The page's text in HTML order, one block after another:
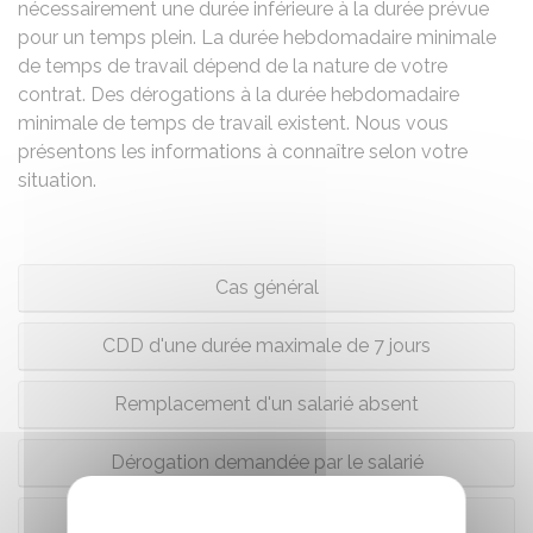
nécessairement une durée inférieure à la durée prévue
pour un temps plein. La durée hebdomadaire minimale
de temps de travail dépend de la nature de votre
contrat. Des dérogations à la durée hebdomadaire
minimale de temps de travail existent. Nous vous
présentons les informations à connaître selon votre
situation.
Cas général
CDD d'une durée maximale de 7 jours
Remplacement d'un salarié absent
Dérogation demandée par le salarié